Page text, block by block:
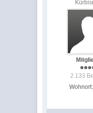
2.133
Wohnort: